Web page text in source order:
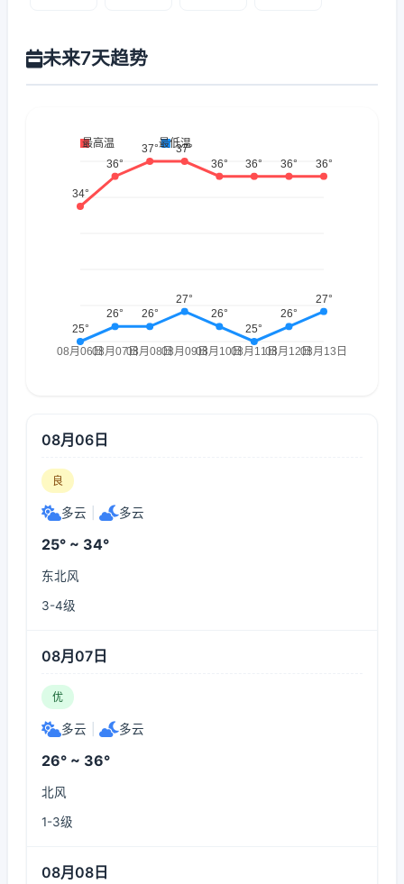
未来7天趋势
08月06日
良
多云 多云
25° ~ 34°
东北风
3-4级
08月07日
优
多云 多云
26° ~ 36°
北风
1-3级
08月08日